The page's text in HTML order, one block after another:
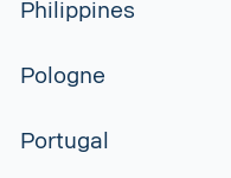
Philippines
Pologne
Portugal